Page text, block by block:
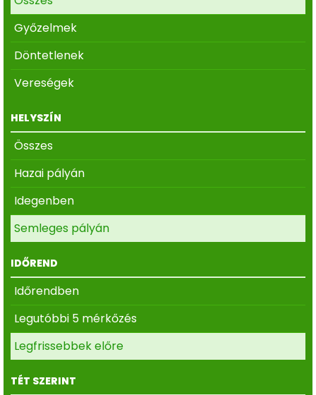
Győzelmek
Döntetlenek
Vereségek
HELYSZÍN
Összes
Hazai pályán
Idegenben
Semleges pályán
IDŐREND
Időrendben
Legutóbbi 5 mérkőzés
Legfrissebbek előre
TÉT SZERINT